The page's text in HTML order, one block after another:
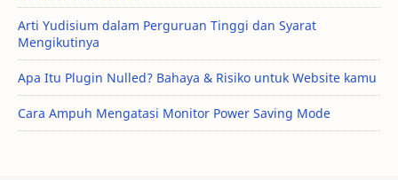
Arti Yudisium dalam Perguruan Tinggi dan Syarat
Mengikutinya
Apa Itu Plugin Nulled? Bahaya & Risiko untuk Website kamu
Cara Ampuh Mengatasi Monitor Power Saving Mode